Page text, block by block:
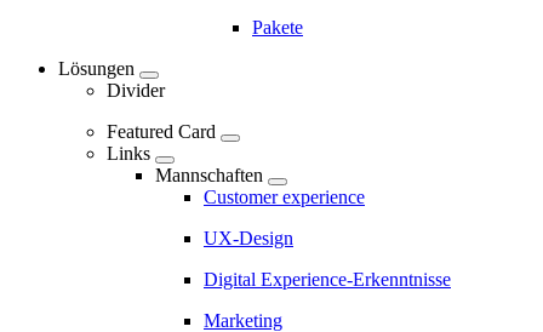
navigation
Pakete
Lösungen
Divider
Featured Card
Links
Mannschaften
Customer experience
UX-Design
Digital Experience-Erkenntnisse
Marketing